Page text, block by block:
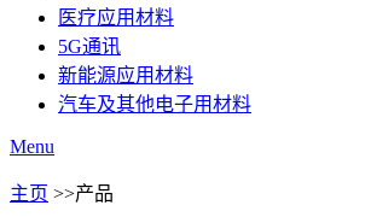
医疗应用材料
5G通讯
新能源应用材料
汽车及其他电子用材料
Menu
主页 >>产品